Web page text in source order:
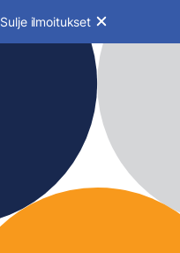
Sulje ilmoitukset